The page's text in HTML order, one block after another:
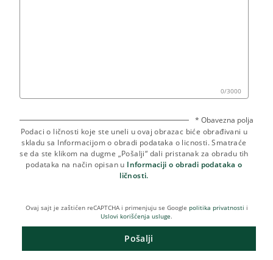
0/3000
* Obavezna polja
Podaci o ličnosti koje ste uneli u ovaj obrazac biće obrađivani u
skladu sa Informacijom o obradi podataka o licnosti. Smatraće
se da ste klikom na dugme „Pošalji“ dali pristanak za obradu tih
podataka na način opisan u Informaciji o obradi podataka o
ličnosti.
Ovaj sajt je zaštićen reCAPTCHA i primenjuju se Google politika privatnosti i
Uslovi korišćenja usluge.
Pošalji